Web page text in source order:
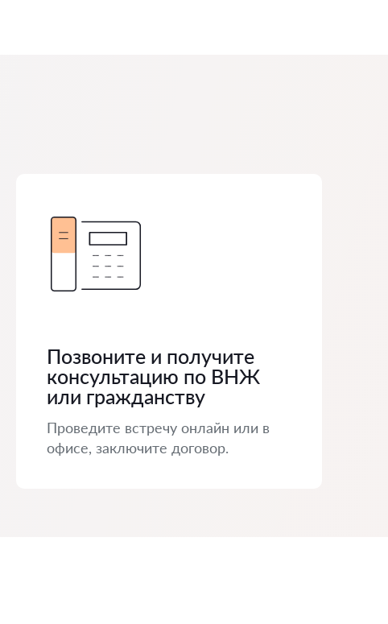
Позвоните и получите
консультацию по ВНЖ
или гражданству
Проведите встречу онлайн или в
офисе, заключите договор.